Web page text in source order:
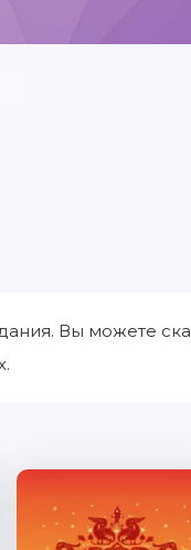
Вы можете